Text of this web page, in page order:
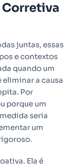
juntas, essas
e contextos
quando um
eliminar a causa
Por
porque um
seria
um
Ela é